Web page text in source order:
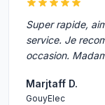
Super rapide,
service. Je
occasion.
Marjtaff D.
GouyElec